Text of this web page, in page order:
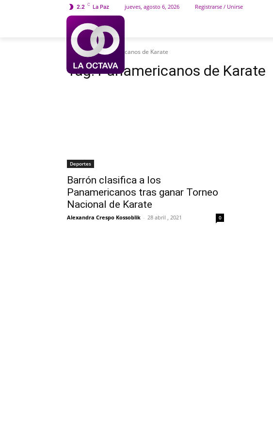
2.2 C La Paz jueves, agosto 6, 2026 Registrarse / Unirse
Etiquetas Panamericanos de Karate
Tag:Panamericanos de Karate
Deportes
Barrón clasifica a los
Panamericanos tras ganar Torneo
Nacional de Karate
Alexandra Crespo Kossoblik - 28 abril , 2021 0